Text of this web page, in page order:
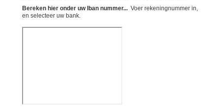
Bereken hier onder uw Iban nummer... Voer rekeningnummer in,
en selecteer uw bank.